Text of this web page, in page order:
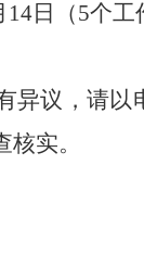
日（5个工
异议，请
实。